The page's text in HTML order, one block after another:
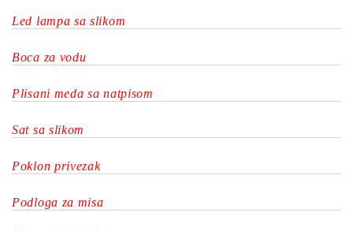
Led lampa sa slikom
Boca za vodu
Plisani meda sa natpisom
Sat sa slikom
Poklon privezak
Podloga za misa